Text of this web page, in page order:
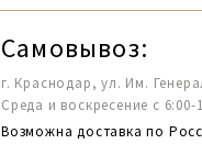
Самовывоз:
г. Краснодар, ул. Им.
Среда и воскресение с
Возможна доставка по